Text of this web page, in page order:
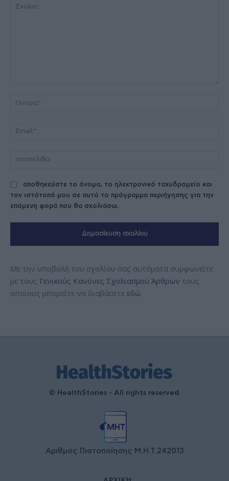
αποθηκεύστε το όνομα, το ηλεκτρονικό ταχυδρομείο και
τον ιστότοπό μου σε αυτό το πρόγραμμα περιήγησης για την
επόμενη φορά που θα σχολιάσω.
Με την υποβολή του σχολίου σας αυτόματα συμφωνείτε
με τους Γενικούς Κανόνες Σχολιασμού Άρθρων τους
οποίους μπορείτε να διαβάσετε εδώ.
© HealthStories - All rights reserved.
Αριθμός Πιστοποίησης Μ.Η.Τ.242013